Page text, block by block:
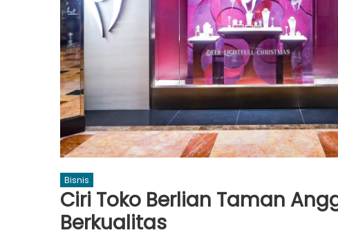
Bisnis
Ciri Toko Berlian Taman
Berkualitas